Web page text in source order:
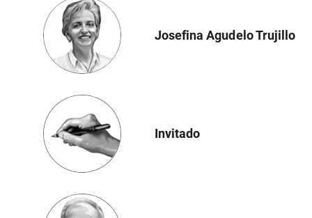
Josefina Agudelo Trujillo
Invitado